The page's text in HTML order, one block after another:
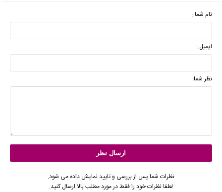
نام شما :
ایمیل :
نظر شما:
نظرات شما پس از بررسی و تایید نمایش داده می شود.
لطفا نظرات خود را فقط در مورد مطلب بالا ارسال کنید.